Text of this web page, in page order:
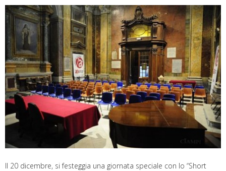
Il 20 dicembre, si festeggia una giornata speciale con lo “Short